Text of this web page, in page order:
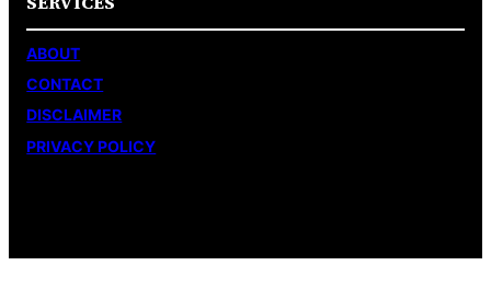
ABOUT
CONTACT
DISCLAIMER
PRIVACY POLICY